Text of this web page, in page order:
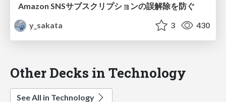
Amazon SNSサブスクリプションの誤解除を防ぐ
y_sakata
3 430
Other Decks in Technology
See All in Technology